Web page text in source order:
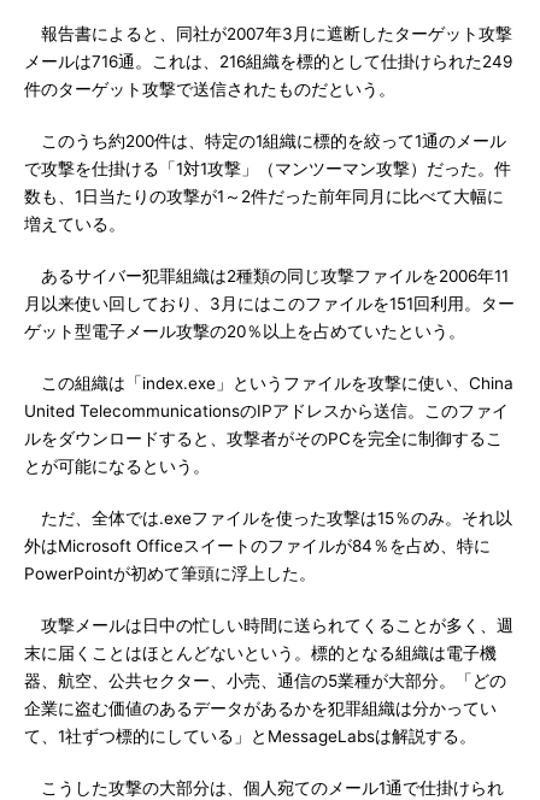
報告書によると、同社が2007年3月に遮断したターゲット攻撃
メールは716通。これは、216組織を標的として仕掛けられた249
件のターゲット攻撃で送信されたものだという。
このうち約200件は、特定の1組織に標的を絞って1通のメール
で攻撃を仕掛ける「1対1攻撃」（マンツーマン攻撃）だった。件
数も、1日当たりの攻撃が1～2件だった前年同月に比べて大幅に
増えている。
あるサイバー犯罪組織は2種類の同じ攻撃ファイルを2006年11
月以来使い回しており、3月にはこのファイルを151回利用。ター
ゲット型電子メール攻撃の20％以上を占めていたという。
この組織は「index.exe」というファイルを攻撃に使い、China
United TelecommunicationsのIPアドレスから送信。このファイ
ルをダウンロードすると、攻撃者がそのPCを完全に制御するこ
とが可能になるという。
ただ、全体では.exeファイルを使った攻撃は15％のみ。それ以
外はMicrosoft Officeスイートのファイルが84％を占め、特に
PowerPointが初めて筆頭に浮上した。
攻撃メールは日中の忙しい時間に送られてくることが多く、週
末に届くことはほとんどないという。標的となる組織は電子機
器、航空、公共セクター、小売、通信の5業種が大部分。「どの
企業に盗む価値のあるデータがあるかを犯罪組織は分かってい
て、1社ずつ標的にしている」とMessageLabsは解説する。
こうした攻撃の大部分は、個人宛てのメール1通で仕掛けられ